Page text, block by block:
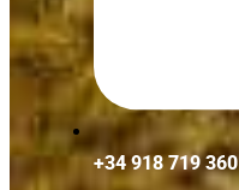
+34 918 719 360